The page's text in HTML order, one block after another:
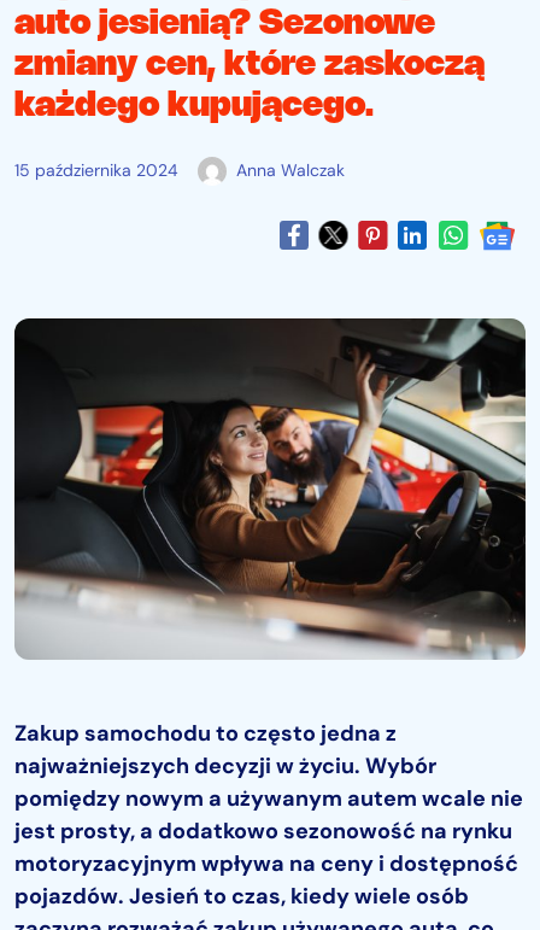
auto jesienią? Sezonowe
zmiany cen, które zaskoczą
każdego kupującego.
15 października 2024 Anna Walczak
Zakup samochodu to często jedna z
najważniejszych decyzji w życiu. Wybór
pomiędzy nowym a używanym autem wcale nie
jest prosty, a dodatkowo sezonowość na rynku
motoryzacyjnym wpływa na ceny i dostępność
pojazdów. Jesień to czas, kiedy wiele osób